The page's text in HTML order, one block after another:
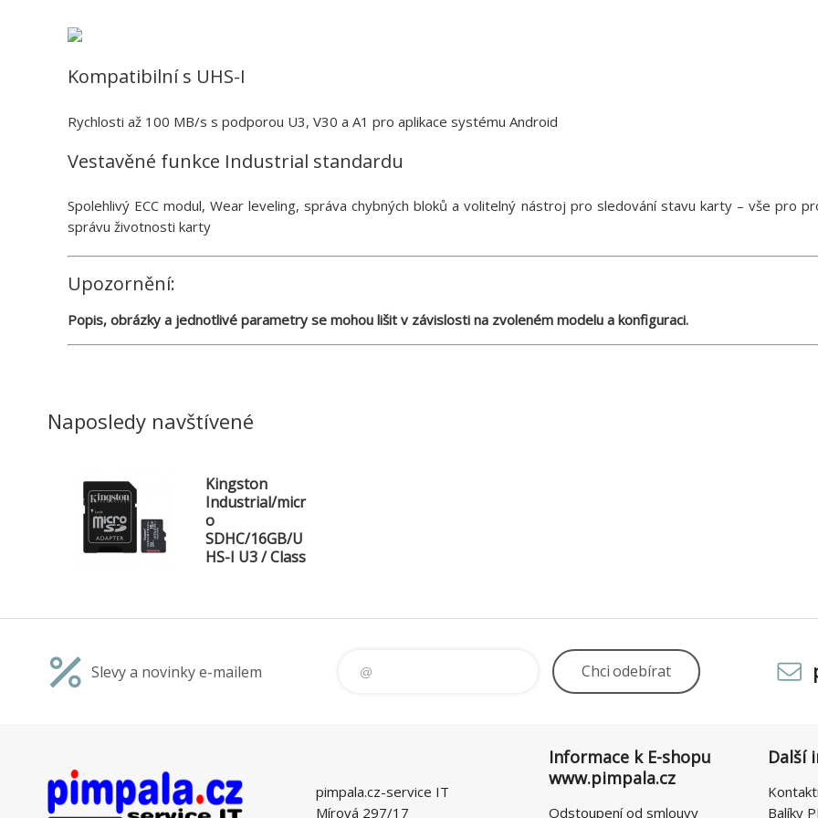
Kompatibilní s UHS-I
Rychlosti až 100 MB/s s podporou U3, V30 a A1 pro aplikace systému Android
Vestavěné funkce Industrial standardu
Spolehlivý ECC modul, Wear leveling, správa chybných bloků a volitelný nástroj pro sledování stavu karty – vše pro
správu životnosti karty
Upozornění:
Popis, obrázky a jednotlivé parametry se mohou lišit v závislosti na zvoleném modelu a konfiguraci.
Naposledy navštívené
Kingston
Industrial/micr
o
SDHC/16GB/U
HS-I U3 / Class
Slevy a novinky e-mailem Chciodebírat
pimpala.cz-service IT
Mírová 297/17
Informace k E-shopu
www.pimpala.cz
Odstoupení od smlouvy
Další
Balíky